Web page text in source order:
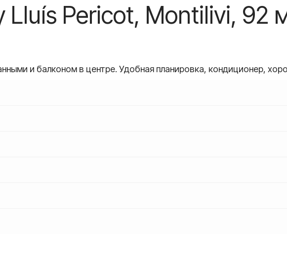
Lluís Pericot, Montilivi, 92
и балконом в центре. Удобная планировка, кондиционер,